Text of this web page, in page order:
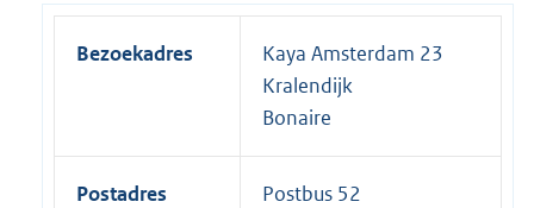
Bezoekadres
Kaya Amsterdam 23
Kralendijk
Bonaire
Postadres
Postbus 52